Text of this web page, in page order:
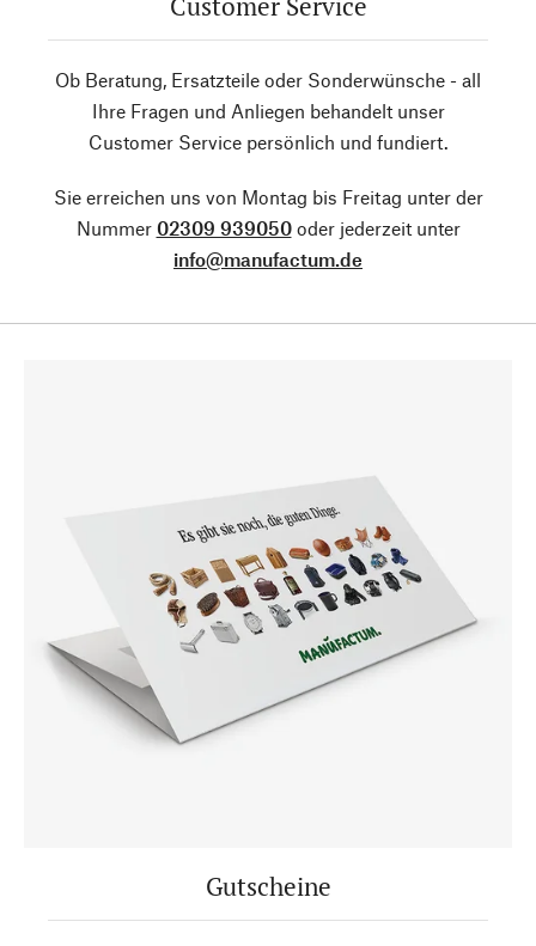
Ob Beratung, Ersatzteile oder Sonderwünsche - all
Ihre Fragen und Anliegen behandelt unser
Customer Service persönlich und fundiert.
Sie erreichen uns von Montag bis Freitag unter der
Nummer 02309 939050oder jederzeit unter
info@manufactum.de
Gutscheine